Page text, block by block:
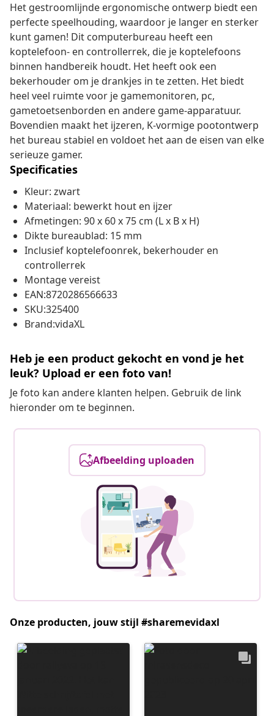
Het gestroomlijnde ergonomische ontwerp biedt een
perfecte speelhouding, waardoor je langer en sterker
kunt gamen! Dit computerbureau heeft een
koptelefoon- en controllerrek, die je koptelefoons
binnen handbereik houdt. Het heeft ook een
bekerhouder om je drankjes in te zetten. Het biedt
heel veel ruimte voor je gamemonitoren, pc,
gametoetsenborden en andere game-apparatuur.
Bovendien maakt het ijzeren, K-vormige pootontwerp
het bureau stabiel en voldoet het aan de eisen van elke
serieuze gamer.
Specificaties
Kleur: zwart
Materiaal: bewerkt hout en ijzer
Afmetingen: 90 x 60 x 75 cm (L x B x H)
Dikte bureaublad: 15 mm
Inclusief koptelefoonrek, bekerhouder en
controllerrek
Montage vereist
EAN:8720286566633
SKU:325400
Brand:vidaXL
Heb je een product gekocht en vond je het
leuk? Upload er een foto van!
Je foto kan andere klanten helpen. Gebruik de link
hieronder om te beginnen.
Afbeelding uploaden
Onze producten, jouw stijl #sharemevidaxl